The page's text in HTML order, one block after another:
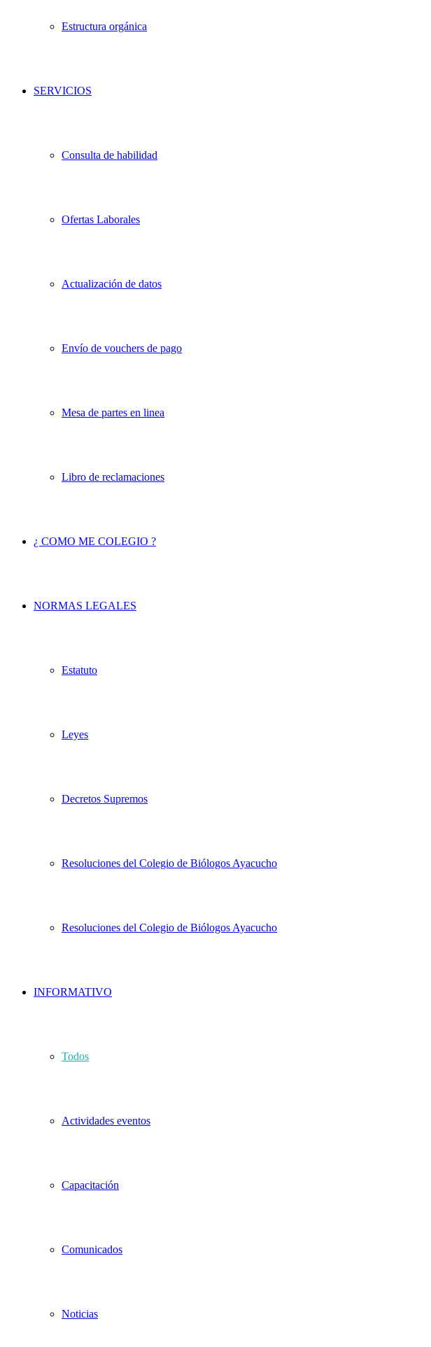
Estructura orgánica
SERVICIOS
Consulta de habilidad
Ofertas Laborales
Actualización de datos
Envío de vouchers de pago
Mesa de partes en linea
Libro de reclamaciones
¿ COMO ME COLEGIO ?
NORMAS LEGALES
Estatuto
Leyes
Decretos Supremos
Resoluciones del Colegio de Biólogos Ayacucho
Resoluciones del Colegio de Biólogos Ayacucho
INFORMATIVO
Todos
Actividades eventos
Capacitación
Comunicados
Noticias